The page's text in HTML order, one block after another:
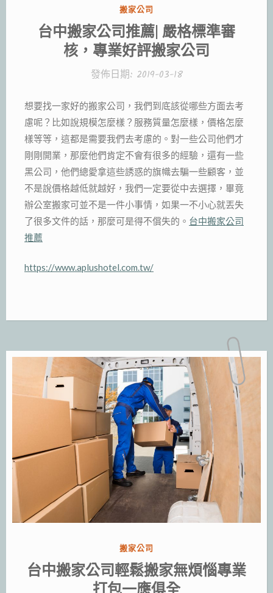
分
類:
搬家公司
台中搬家公司推薦| 嚴格標準審
核，專業好評搬家公司‎
發佈日期: 2019-03-18
想要找一家好的搬家公司，我們到底該從哪些方面去考
慮呢？比如說規模怎麼樣？服務質量怎麼樣，價格怎麼
樣等等，這都是需要我們去考慮的。對一些公司他們才
剛剛開業，那麼他們肯定不會有很多的經驗，還有一些
黑公司，他們總愛拿這些誘惑的旗幟去騙一些顧客，並
不是說價格越低就越好，我們一定要從中去選擇，畢竟
辦公室搬家可並不是一件小事情，如果一不小心就丟失
了很多文件的話，那麼可是得不償失的。 台中搬家公司
推薦
https://www.aplushotel.com.tw/
分
類:
搬家公司
台中搬家公司輕鬆搬家無煩惱專業
打包一應俱全‎